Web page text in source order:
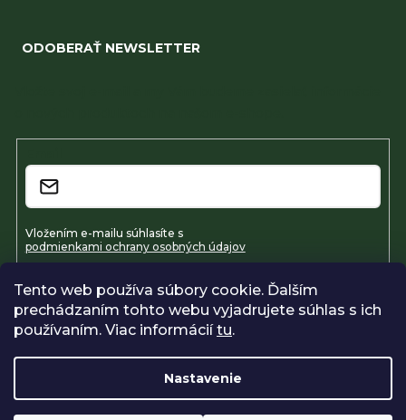
Tento web používa súbory cookie. Ďalším
prechádzaním tohto webu vyjadrujete súhlas s ich
používaním. Viac informáciítu.
Nastavenie
ODOBERAŤ NEWSLETTER
Vložením e-mailu súhlasíte s
podmienkami ochrany osobných údajov
Prihlásiť sa
Vytvoril Shoptet
Copyright 2026Farmavel. Všetky práva vyhradené.Upraviť
nastavenie cookies